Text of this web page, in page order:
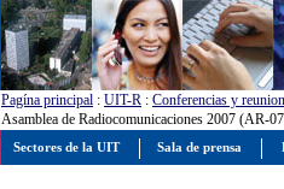
Pagína principal : UIT-R : Conferencias y
Asamblea de Radiocomunicaciones 2007 (AR-
Sectores de la UIT Sala de prensa